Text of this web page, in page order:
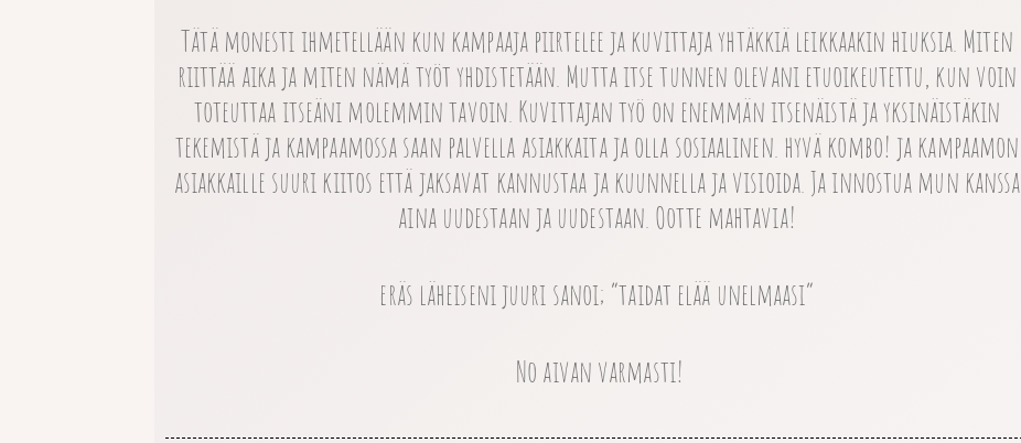
Tätä monesti ihmetellään kun kampaaja piirtelee ja kuvittaja yhtäkkiä leikkaakin hiuksia. Miten
riittää aika ja miten nämä työt yhdistetään. Mutta itse tunnen olevani etuoikeutettu, kun voin
toteuttaa itseäni molemmin tavoin. Kuvittajan työ on enemmän itsenäistä ja yksinäistäkin
tekemistä ja kampaamossa saan palvella asiakkaita ja olla sosiaalinen. hyvä kombo! ja kampaamon
asiakkaille suuri kiitos että jaksavat kannustaa ja kuunnella ja visioida. Ja innostua mun kanssa
aina uudestaan ja uudestaan. Ootte mahtavia!
eräs läheiseni juuri sanoi; ”taidat elää unelmaasi”
No aivan varmasti!